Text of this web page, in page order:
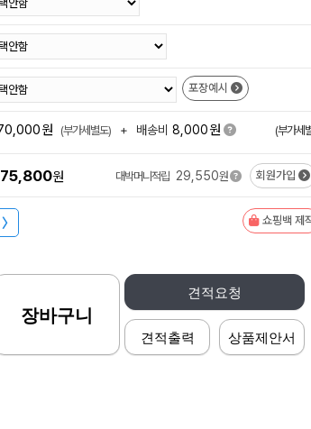
포장예시
원 (부가세별도) + 배송비 8,000원 (부가세
원 대박머니적립 29,550원 회원가입
〉 쇼핑백 제
견적요청
견적출력 상품제안서
장바구니